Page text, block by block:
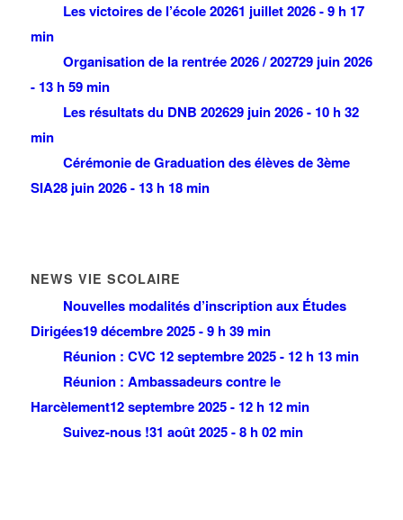
Les victoires de l’école 20261 juillet 2026 - 9 h 17
min
Organisation de la rentrée 2026 / 202729 juin 2026
- 13 h 59 min
Les résultats du DNB 202629 juin 2026 - 10 h 32
min
Cérémonie de Graduation des élèves de 3ème
SIA28 juin 2026 - 13 h 18 min
NEWS VIE SCOLAIRE
Nouvelles modalités d’inscription aux Études
Dirigées19 décembre 2025 - 9 h 39 min
Réunion : CVC 12 septembre 2025 - 12 h 13 min
Réunion : Ambassadeurs contre le
Harcèlement12 septembre 2025 - 12 h 12 min
Suivez-nous !31 août 2025 - 8 h 02 min